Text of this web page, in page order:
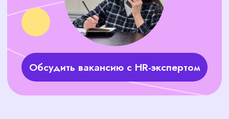
флористы с опытом работы на свадьбах,
корпоративах и выставках
СКОЛЬКО СТОИТ
ПОДБОР ФЛОРИСТА